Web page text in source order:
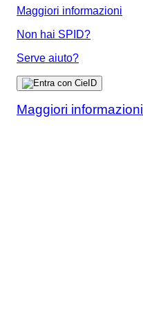
Maggiori informazioni
Non hai SPID?
Serve aiuto?
Maggiori informazioni